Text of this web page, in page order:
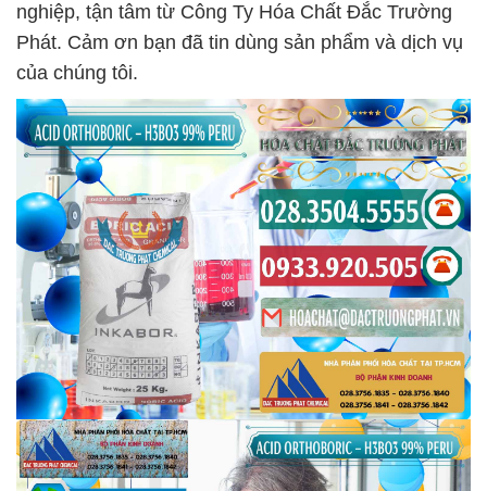
nghiệp, tận tâm từ Công Ty Hóa Chất Đắc Trường
Phát. Cảm ơn bạn đã tin dùng sản phẩm và dịch vụ
của chúng tôi.